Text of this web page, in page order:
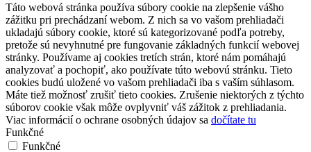
Táto webová stránka používa súbory cookie na zlepšenie vášho
zážitku pri prechádzaní webom. Z nich sa vo vašom prehliadači
ukladajú súbory cookie, ktoré sú kategorizované podľa potreby,
pretože sú nevyhnutné pre fungovanie základných funkcií webovej
stránky. Používame aj cookies tretích strán, ktoré nám pomáhajú
analyzovať a pochopiť, ako používate túto webovú stránku. Tieto
cookies budú uložené vo vašom prehliadači iba s vaším súhlasom.
Máte tiež možnosť zrušiť tieto cookies. Zrušenie niektorých z týchto
súborov cookie však môže ovplyvniť váš zážitok z prehliadania.
Viac informácií o ochrane osobných údajov sa dočítate tu
Funkčné
Funkčné